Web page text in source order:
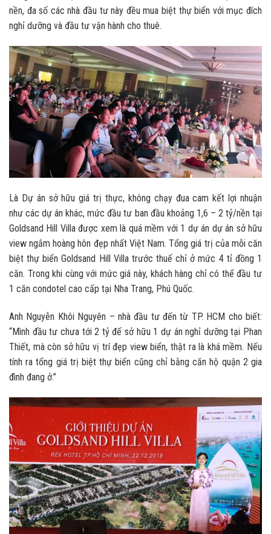
nền, đa số các nhà đầu tư này đều mua biệt thự biển với mục đích
nghỉ dưỡng và đầu tư vận hành cho thuê.
Là Dự án sở hữu giá trị thực, không chạy đua cam kết lợi nhuận
như các dự án khác, mức đầu tư ban đầu khoảng 1,6 – 2 tỷ/nền tại
Goldsand Hill Villa được xem là quá mềm với 1 dự án dự án sở hữu
view ngắm hoàng hôn đẹp nhất Việt Nam. Tổng giá trị của mỗi căn
biệt thự biển Goldsand Hill Villa trước thuế chỉ ở mức 4 tỉ đồng 1
căn. Trong khi cùng với mức giá này, khách hàng chỉ có thể đầu tư
1 căn condotel cao cấp tại Nha Trang, Phú Quốc.
Anh Nguyễn Khôi Nguyên – nhà đầu tư đến từ TP. HCM cho biết:
“Mình đầu tư chưa tới 2 tỷ đế sở hữu 1 dự án nghỉ dưỡng tại Phan
Thiết, mà còn sở hữu vị trí đẹp view biển, thật ra là khá mềm. Nếu
tính ra tổng giá trị biệt thự biển cũng chỉ bằng căn hộ quận 2 gia
đình đang ở.”